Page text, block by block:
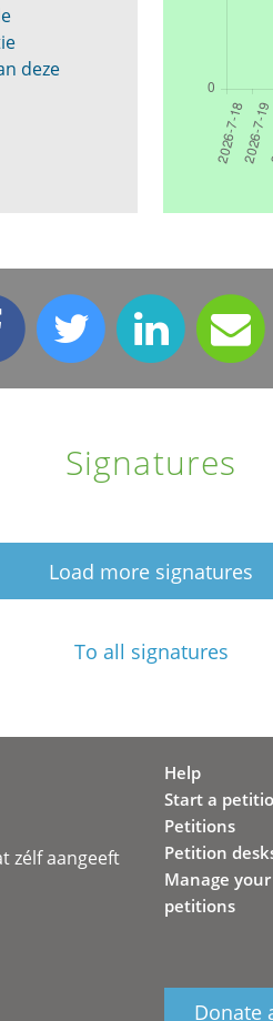
deze
Signatures
Load more signatures
To all signatures
zélf aangeeft
Help
Start a
Petitions
Petition
Manage your
petitions
Donate